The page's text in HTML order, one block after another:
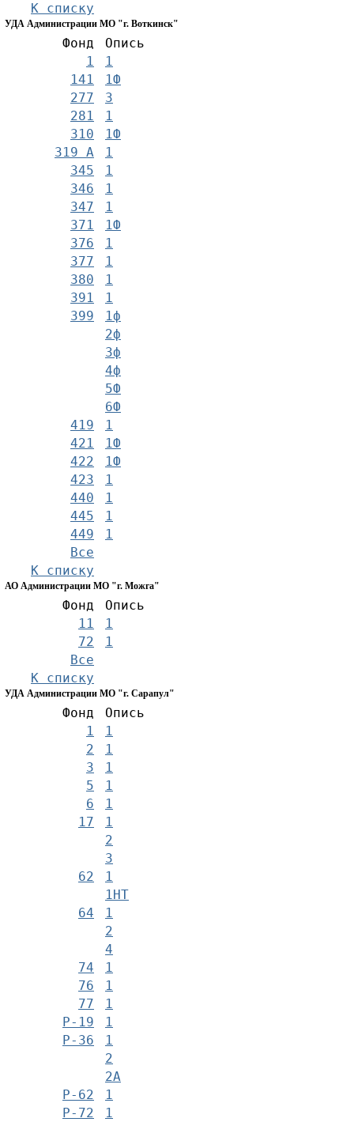
К списку
УДА Администрации МО "г. Воткинск"
Фонд
Опись
1
1
141
1Ф
277
3
281
1
310
1Ф
319 А
1
345
1
346
1
347
1
371
1Ф
376
1
377
1
380
1
391
1
399
1ф
2ф
3ф
4ф
5Ф
6Ф
419
1
421
1Ф
422
1Ф
423
1
440
1
445
1
449
1
Все
К списку
АО Администрации МО "г. Можга"
Фонд
Опись
11
1
72
1
Все
К списку
УДА Администрации МО "г. Сарапул"
Фонд
Опись
1
1
2
1
3
1
5
1
6
1
17
1
2
3
62
1
1НТ
64
1
2
4
74
1
76
1
77
1
Р-19
1
Р-36
1
2
2А
Р-62
1
Р-72
1